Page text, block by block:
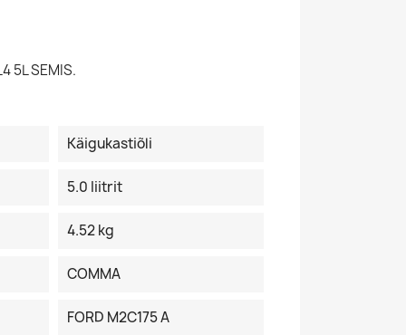
5L SEMIS.
Käigukastiõli
5.0 Iiitrit
4.52 kg
COMMA
FORD M2C175 A